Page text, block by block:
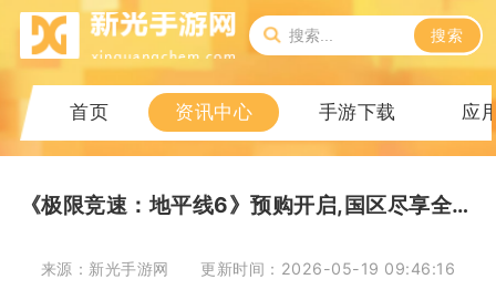
搜索
首页 资讯中心 手游下载 应
《极限竞速：地平线6》预购开启,国区尽享全球低价福利
来源：新光手游网 更新时间：2026-05-19 09:46:16